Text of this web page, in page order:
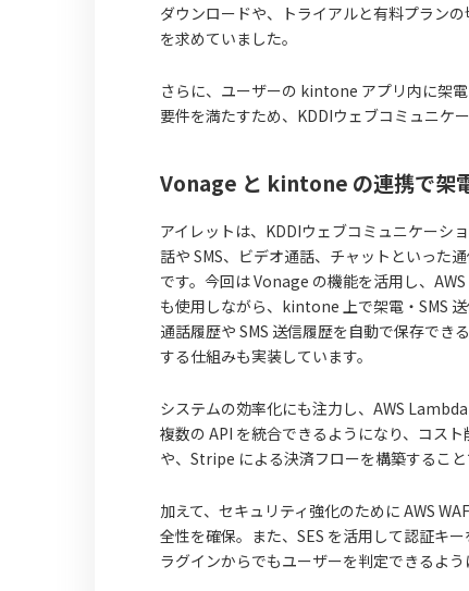
ダウンロードや、トライアルと有料プラン
を求めていました。
さらに、ユーザーの kintone アプリ内に架
要件を満たすため、KDDIウェブコミュニケ
Vonage と kintone の連携で架
アイレットは、KDDIウェブコミュニケーシ
話や SMS、ビデオ通話、チャットといった
です。今回は Vonage の機能を活用し、
も使用しながら、kintone 上で架電・SMS
通話履歴や SMS 送信履歴を自動で保存で
する仕組みも実装しています。
システムの効率化にも注力し、AWS
複数の API を統合できるようになり、コス
や、Stripe による決済フローを構築するこ
加えて、セキュリティ強化のために AWS
全性を確保。また、SES を活用して認証キ
ラグインからでもユーザーを判定できるよ